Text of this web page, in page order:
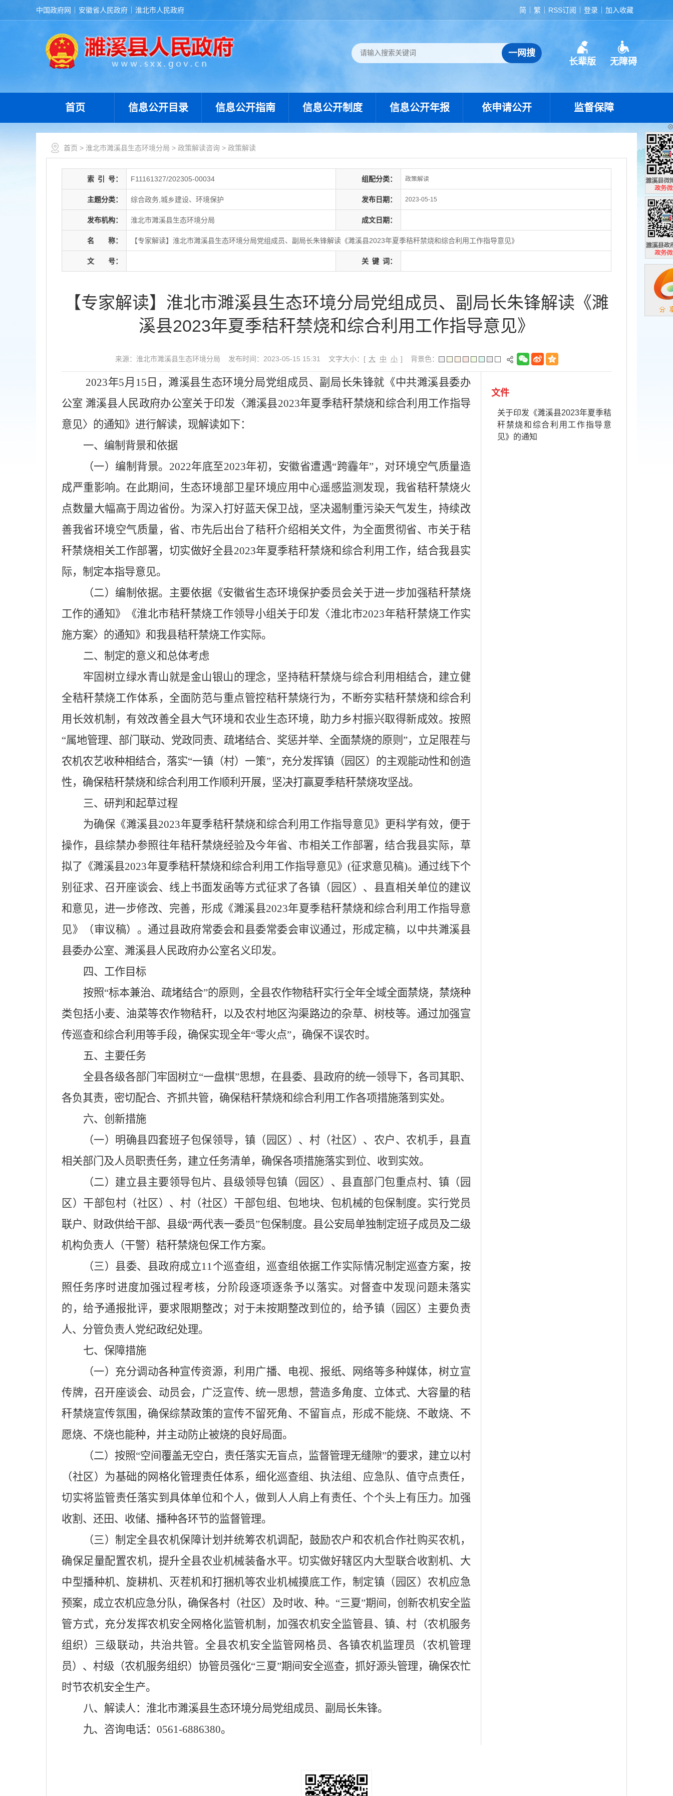
中国政府网 安徽省人民政府 淮北市人民政府 简 繁 RSS订阅 登录 加入收藏
长辈版 无障碍
首页 信息公开目录 信息公开指南 信息公开制度 信息公开年报 依申请公开 监督保障
首页 > 淮北市濉溪县生态环境分局 > 政策解读咨询 > 政策解读
索 引 号： F11161327/202305-00034 组配分类： 政策解读
主题分类： 综合政务,城乡建设、环境保护 发布日期： 2023-05-15
发布机构： 淮北市濉溪县生态环境分局 成文日期：
名 称： 【专家解读】淮北市濉溪县生态环境分局党组成员、副局长朱锋解读《濉溪县2023年夏季秸秆禁烧和综合利用工作指导意见》
文 号： 关 键 词：
【专家解读】淮北市濉溪县生态环境分局党组成员、副局长朱锋解读《濉
溪县2023年夏季秸秆禁烧和综合利用工作指导意见》
来源：淮北市濉溪县生态环境分局 发布时间：2023-05-15 15:31 文字大小：[ 大 中 小 ] 背景色：
2023年5月15日，濉溪县生态环境分局党组成员、副局长朱锋就《中共濉溪县委办
公室 濉溪县人民政府办公室关于印发〈濉溪县2023年夏季秸秆禁烧和综合利用工作指导
意见〉的通知》进行解读，现解读如下：
一、编制背景和依据
（一）编制背景。2022年底至2023年初，安徽省遭遇“跨霾年”，对环境空气质量造
成严重影响。在此期间，生态环境部卫星环境应用中心遥感监测发现，我省秸秆禁烧火
点数量大幅高于周边省份。为深入打好蓝天保卫战，坚决遏制重污染天气发生，持续改
善我省环境空气质量，省、市先后出台了秸秆介绍相关文件，为全面贯彻省、市关于秸
秆禁烧相关工作部署，切实做好全县2023年夏季秸秆禁烧和综合利用工作，结合我县实
际，制定本指导意见。
（二）编制依据。主要依据《安徽省生态环境保护委员会关于进一步加强秸秆禁烧
工作的通知》《淮北市秸秆禁烧工作领导小组关于印发〈淮北市2023年秸秆禁烧工作实
施方案〉的通知》和我县秸秆禁烧工作实际。
二、制定的意义和总体考虑
牢固树立绿水青山就是金山银山的理念，坚持秸秆禁烧与综合利用相结合，建立健
全秸秆禁烧工作体系，全面防范与重点管控秸秆禁烧行为，不断夯实秸秆禁烧和综合利
用长效机制，有效改善全县大气环境和农业生态环境，助力乡村振兴取得新成效。按照
“属地管理、部门联动、党政同责、疏堵结合、奖惩并举、全面禁烧的原则”，立足限茬与
农机农艺收种相结合，落实“一镇（村）一策”，充分发挥镇（园区）的主观能动性和创造
性，确保秸秆禁烧和综合利用工作顺利开展，坚决打赢夏季秸秆禁烧攻坚战。
三、研判和起草过程
为确保《濉溪县2023年夏季秸秆禁烧和综合利用工作指导意见》更科学有效，便于
操作，县综禁办参照往年秸秆禁烧经验及今年省、市相关工作部署，结合我县实际，草
拟了《濉溪县2023年夏季秸秆禁烧和综合利用工作指导意见》(征求意见稿)。通过线下个
别征求、召开座谈会、线上书面发函等方式征求了各镇（园区）、县直相关单位的建议
和意见，进一步修改、完善，形成《濉溪县2023年夏季秸秆禁烧和综合利用工作指导意
见》（审议稿）。通过县政府常委会和县委常委会审议通过，形成定稿，以中共濉溪县
县委办公室、濉溪县人民政府办公室名义印发。
四、工作目标
按照“标本兼治、疏堵结合”的原则，全县农作物秸秆实行全年全域全面禁烧，禁烧种
类包括小麦、油菜等农作物秸秆，以及农村地区沟渠路边的杂草、树枝等。通过加强宣
传巡查和综合利用等手段，确保实现全年“零火点”，确保不误农时。
五、主要任务
全县各级各部门牢固树立“一盘棋”思想，在县委、县政府的统一领导下，各司其职、
各负其责，密切配合、齐抓共管，确保秸秆禁烧和综合利用工作各项措施落到实处。
六、创新措施
（一）明确县四套班子包保领导，镇（园区）、村（社区）、农户、农机手，县直
相关部门及人员职责任务，建立任务清单，确保各项措施落实到位、收到实效。
（二）建立县主要领导包片、县级领导包镇（园区）、县直部门包重点村、镇（园
区）干部包村（社区）、村（社区）干部包组、包地块、包机械的包保制度。实行党员
联户、财政供给干部、县级“两代表一委员”包保制度。县公安局单独制定班子成员及二级
机构负责人（干警）秸秆禁烧包保工作方案。
（三）县委、县政府成立11个巡查组，巡查组依据工作实际情况制定巡查方案，按
照任务序时进度加强过程考核，分阶段逐项逐条予以落实。对督查中发现问题未落实
的，给予通报批评，要求限期整改；对于未按期整改到位的，给予镇（园区）主要负责
人、分管负责人党纪政纪处理。
七、保障措施
（一）充分调动各种宣传资源，利用广播、电视、报纸、网络等多种媒体，树立宣
传牌，召开座谈会、动员会，广泛宣传、统一思想，营造多角度、立体式、大容量的秸
秆禁烧宣传氛围，确保综禁政策的宣传不留死角、不留盲点，形成不能烧、不敢烧、不
愿烧、不烧也能种，并主动防止被烧的良好局面。
（二）按照“空间覆盖无空白，责任落实无盲点，监督管理无缝隙”的要求，建立以村
（社区）为基础的网格化管理责任体系，细化巡查组、执法组、应急队、值守点责任，
切实将监管责任落实到具体单位和个人，做到人人肩上有责任、个个头上有压力。加强
收割、还田、收储、播种各环节的监督管理。
（三）制定全县农机保障计划并统筹农机调配，鼓励农户和农机合作社购买农机，
确保足量配置农机，提升全县农业机械装备水平。切实做好辖区内大型联合收割机、大
中型播种机、旋耕机、灭茬机和打捆机等农业机械摸底工作，制定镇（园区）农机应急
预案，成立农机应急分队，确保各村（社区）及时收、种。“三夏”期间，创新农机安全监
管方式，充分发挥农机安全网格化监管机制，加强农机安全监管县、镇、村（农机服务
组织）三级联动，共治共管。全县农机安全监管网格员、各镇农机监理员（农机管理
员）、村级（农机服务组织）协管员强化“三夏”期间安全巡查，抓好源头管理，确保农忙
时节农机安全生产。
八、解读人：淮北市濉溪县生态环境分局党组成员、副局长朱锋。
九、咨询电话：0561-6886380。
文件
关于印发《濉溪县2023年夏季秸
秆禁烧和综合利用工作指导意
见》的通知
濉溪县政
政务微博
濉溪县政
政务微信